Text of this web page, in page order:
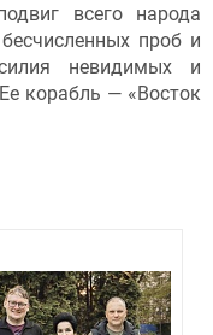
всего народа
проб и
невидимых и
корабль — «Восток